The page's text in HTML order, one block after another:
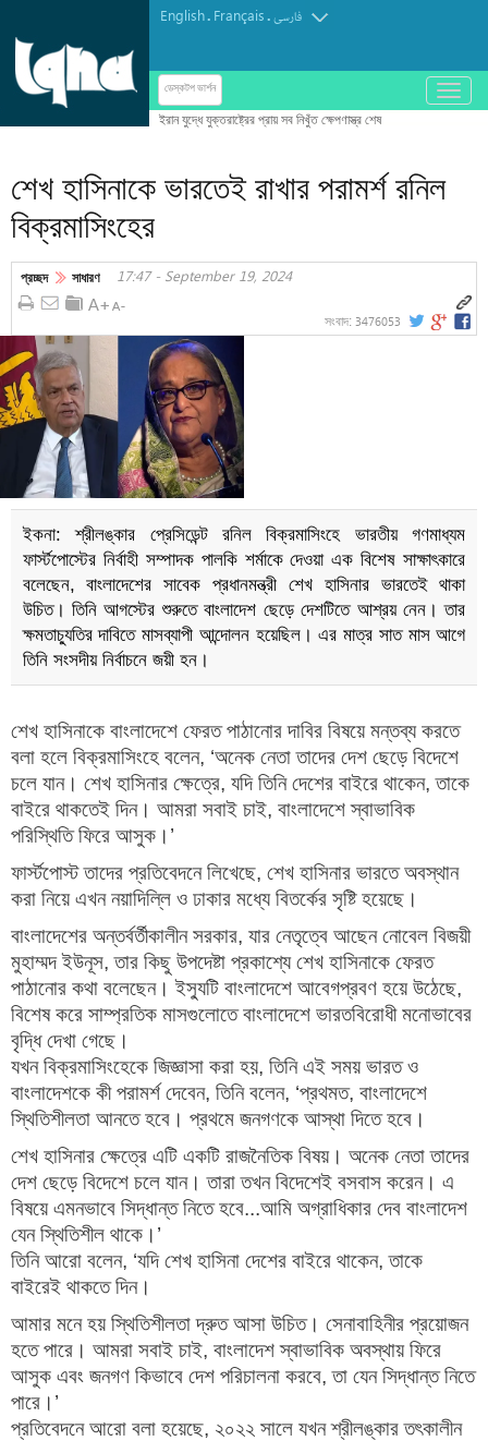
English. Français.فارسی
ডেস্কটপ ভার্শন
باز
و
শেখ হাসিনাকে ভারতেই রাখার পরামর্শ রনিল
বিক্রমাসিংহের
প্রচ্ছদ সাধারণ 17:47 - September 19, 2024
সংবাদ: 3476053
ইকনা: শ্রীলঙ্কার প্রেসিডেন্ট রনিল বিক্রমাসিংহে ভারতীয় গণমাধ্যম
ফার্স্টপোস্টের নির্বাহী সম্পাদক পালকি শর্মাকে দেওয়া এক বিশেষ সাক্ষাৎকারে
বলেছেন, বাংলাদেশের সাবেক প্রধানমন্ত্রী শেখ হাসিনার ভারতেই থাকা
উচিত। তিনি আগস্টের শুরুতে বাংলাদেশ ছেড়ে দেশটিতে আশ্রয় নেন। তার
ক্ষমতাচ্যুতির দাবিতে মাসব্যাপী আন্দোলন হয়েছিল। এর মাত্র সাত মাস আগে
তিনি সংসদীয় নির্বাচনে জয়ী হন।
শেখ হাসিনাকে বাংলাদেশে ফেরত পাঠানোর দাবির বিষয়ে মন্তব্য করতে
বলা হলে বিক্রমাসিংহে বলেন, ‘অনেক নেতা তাদের দেশ ছেড়ে বিদেশে
চলে যান। শেখ হাসিনার ক্ষেত্রে, যদি তিনি দেশের বাইরে থাকেন, তাকে
বাইরে থাকতেই দিন। আমরা সবাই চাই, বাংলাদেশে স্বাভাবিক
পরিস্থিতি ফিরে আসুক।’
ফার্স্টপোস্ট তাদের প্রতিবেদনে লিখেছে, শেখ হাসিনার ভারতে অবস্থান
করা নিয়ে এখন নয়াদিল্লি ও ঢাকার মধ্যে বিতর্কের সৃষ্টি হয়েছে।
বাংলাদেশের অন্তর্বর্তীকালীন সরকার, যার নেতৃত্বে আছেন নোবেল বিজয়ী
মুহাম্মদ ইউনূস, তার কিছু উপদেষ্টা প্রকাশ্যে শেখ হাসিনাকে ফেরত
পাঠানোর কথা বলেছেন। ইস্যুটি বাংলাদেশে আবেগপ্রবণ হয়ে উঠেছে,
বিশেষ করে সাম্প্রতিক মাসগুলোতে বাংলাদেশে ভারতবিরোধী মনোভাবের
বৃদ্ধি দেখা গেছে।
যখন বিক্রমাসিংহেকে জিজ্ঞাসা করা হয়, তিনি এই সময় ভারত ও
বাংলাদেশকে কী পরামর্শ দেবেন, তিনি বলেন, ‘প্রথমত, বাংলাদেশে
স্থিতিশীলতা আনতে হবে। প্রথমে জনগণকে আস্থা দিতে হবে।
শেখ হাসিনার ক্ষেত্রে এটি একটি রাজনৈতিক বিষয়। অনেক নেতা তাদের
দেশ ছেড়ে বিদেশে চলে যান। তারা তখন বিদেশেই বসবাস করেন। এ
বিষয়ে এমনভাবে সিদ্ধান্ত নিতে হবে...আমি অগ্রাধিকার দেব বাংলাদেশ
যেন স্থিতিশীল থাকে।’
তিনি আরো বলেন, ‘যদি শেখ হাসিনা দেশের বাইরে থাকেন, তাকে
বাইরেই থাকতে দিন।
আমার মনে হয় স্থিতিশীলতা দ্রুত আসা উচিত। সেনাবাহিনীর প্রয়োজন
হতে পারে। আমরা সবাই চাই, বাংলাদেশ স্বাভাবিক অবস্থায় ফিরে
আসুক এবং জনগণ কিভাবে দেশ পরিচালনা করবে, তা যেন সিদ্ধান্ত নিতে
পারে।’
প্রতিবেদনে আরো বলা হয়েছে, ২০২২ সালে যখন শ্রীলঙ্কার তৎকালীন